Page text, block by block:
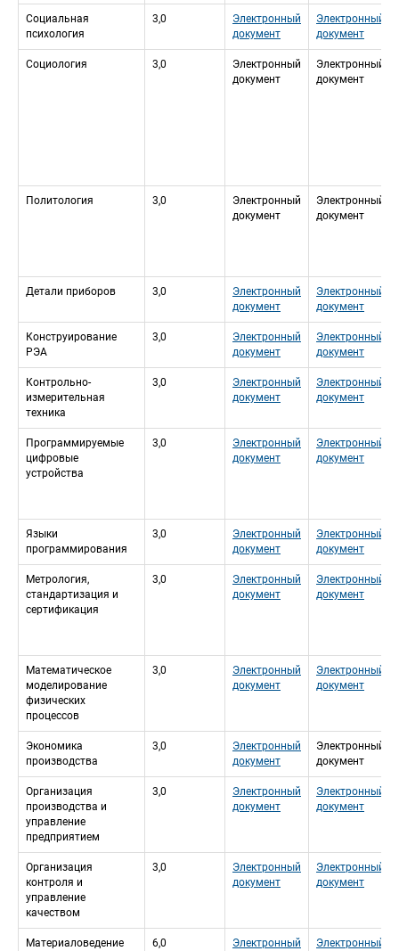
Социальная
психология
3,0
Электронный
документ
Электронный
документ
Социология 3,0
Электронный
документ
Электронный
документ
Политология 3,0
Электронный
документ
Электронный
документ
Детали приборов 3,0
Электронный
документ
Электронный
документ
Конструирование
РЭА
3,0
Электронный
документ
Электронный
документ
Контрольно-
измерительная
техника
3,0
Электронный
документ
Электронный
документ
Программируемые
цифровые
устройства
3,0
Электронный
документ
Электронный
документ
Языки
программирования
3,0
Электронный
документ
Электронный
документ
Метрология,
стандартизация и
сертификация
3,0
Электронный
документ
Электронный
документ
Математическое
моделирование
физических
процессов
3,0
Электронный
документ
Электронный
документ
Экономика
производства
3,0
Электронный
документ
Электронный
документ
Организация
производства и
управление
предприятием
3,0
Электронный
документ
Электронный
документ
Организация
контроля и
управление
качеством
3,0
Электронный
документ
Электронный
документ
Материаловедение 6,0
Электронный
Электронный